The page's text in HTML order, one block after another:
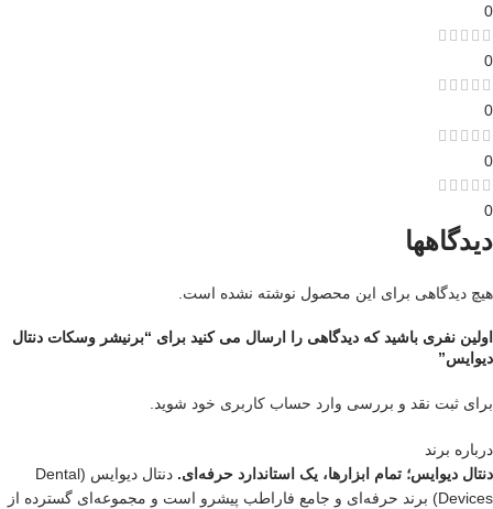
0
0
0
0
0
دیدگاهها
هیچ دیدگاهی برای این محصول نوشته نشده است.
اولین نفری باشید که دیدگاهی را ارسال می کنید برای “برنیشر وسکات دنتال
دیوایس”
برای ثبت نقد و بررسی وارد حساب کاربری خود شوید.
درباره برند
دنتال دیوایس؛ تمام ابزارها، یک استاندارد حرفه‌ای.
دنتال دیوایس (Dental
Devices) برند حرفه‌ای و جامع فاراطب پیشرو است و مجموعه‌ای گسترده از